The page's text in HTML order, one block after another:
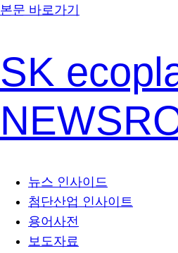
본문 바로가기
SK
뉴스 인사이드
첨단산업 인사이트
용어사전
보도자료